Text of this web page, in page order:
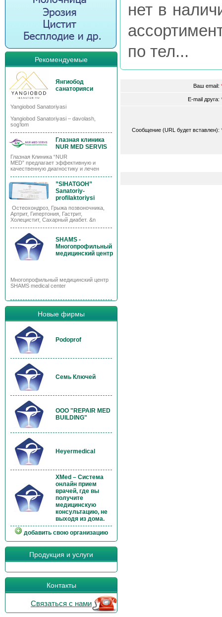
Рекомендуемые
Янгиобод
санаторияси
Yangiobod Sanatoriyasi
Yangiobod Sanatoriyasi – davolash,
sog’lom
Глазная клиника
NUR MED SERVIS
Глазная Клиника “NUR
MED” предлагает эффективную и
качественную диагностику и лечен
”SIHATGOH”
Sanatoriy-
profilaktoriysi
Остеохондроз, Грыжа позвоночника,
Артрит, Гипертония, Гастрит,
Холецистит, Сахарный диабет. &n
SHAMS -
Многопрофильный
медицинский центр
Многопрофильный медицинский центр
SHAMS medical center
Новые фирмы
Podoprof
Семь Ключей
OOO "REPAIR MED
BUILDING"
Heyermedical
XMed – Система
онлайн прием
врачей, где вы
получите
медицинскую
консультацию, не
выходя из дома.
добавить свою организацию
Продукция и услуги
Контакты
Связаться с нами
нет в
по тел...
Ваш email:
E-mail друга:
Сообщение (URL будет вставлен):